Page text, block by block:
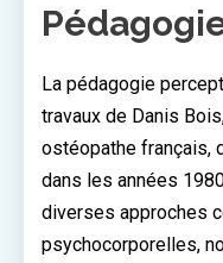
La pédagogie
travaux de Danis
ostéopathe français,
dans les années
diverses approches
psychocorporelles,